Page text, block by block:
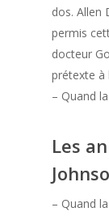
dos. Allen
permis
docteur
prétexte à
– Quand
Les
– Quand